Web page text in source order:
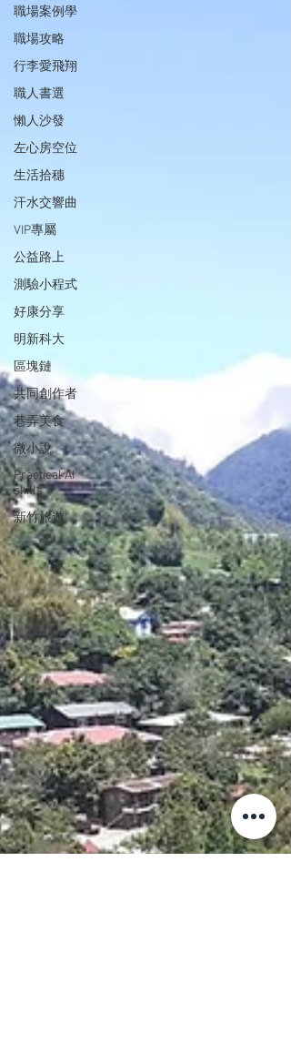
職場案例學
職場攻略
行李愛飛翔
職人書選
懶人沙發
左心房空位
生活拾穗
汗水交響曲
VIP專屬
公益路上
測驗小程式
好康分享
明新科大
區塊鏈
共同創作者
巷弄美食
微小說
Practical AI
skills
新竹旅遊